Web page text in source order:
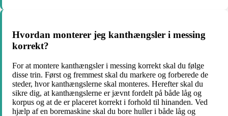
Hvordan monterer jeg kanthængsler i messing
korrekt?
For at montere kanthængsler i messing korrekt skal du følge
disse trin. Først og fremmest skal du markere og forberede de
steder, hvor kanthængslerne skal monteres. Herefter skal du
sikre dig, at kanthængslerne er jævnt fordelt på både låg og
korpus og at de er placeret korrekt i forhold til hinanden. Ved
hjælp af en boremaskine skal du bore huller i både låg og